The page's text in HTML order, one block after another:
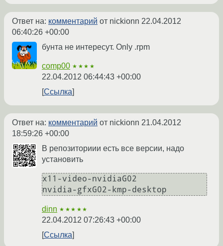
Ответ на: комментарий от nickionn 22.04.2012
06:40:26 +00:00
бунта не интересут. Only .rpm
comp00 ★★★★
22.04.2012 06:44:43 +00:00
Ссылка
Ответ на: комментарий от nickionn 21.04.2012
18:59:26 +00:00
В репозиториии есть все версии, надо
установить
x11-video-nvidiaG02
dinn ★★★★★
22.04.2012 07:26:43 +00:00
Ссылка